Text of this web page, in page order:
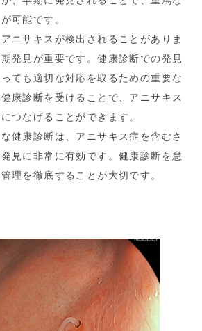
可能です。
ニサキスが検出されることがありま
発見が重要です。健康診断での発見
ても適切な対応を取るための重要な
康診断を受けることで、アニサキス
つなげることができます。
健康診断は、アニサキス症を含むさ
見に非常に有効です。健康診断を怠
理を徹底することが大切です。